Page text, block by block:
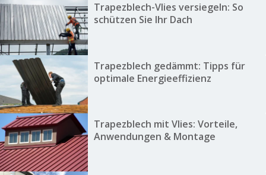
Trapezblech-Vlies versiegeln: So
schützen Sie Ihr Dach
Trapezblech gedämmt: Tipps für
optimale Energieeffizienz
Trapezblech mit Vlies: Vorteile,
Anwendungen & Montage